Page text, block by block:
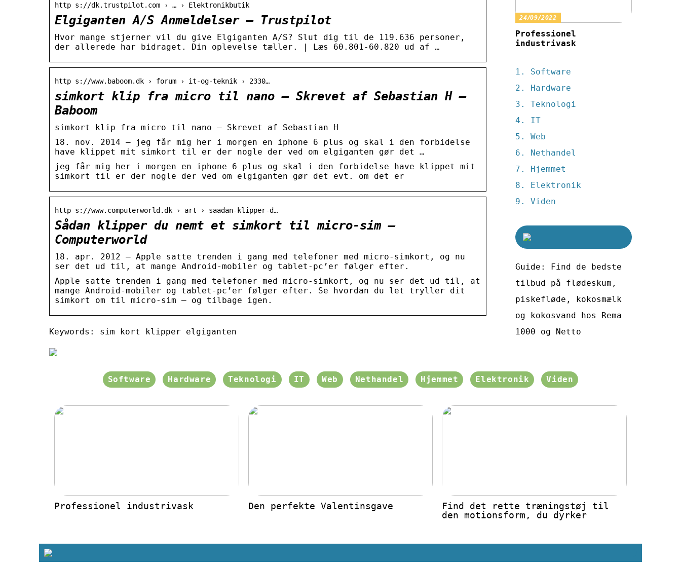
http s://dk.trustpilot.com › … › Elektronikbutik
Elgiganten A/S Anmeldelser – Trustpilot
Hvor mange stjerner vil du give Elgiganten A/S? Slut dig til de 119.636 personer,
der allerede har bidraget. Din oplevelse tæller. | Læs 60.801-60.820 ud af …
http s://www.baboom.dk › forum › it-og-teknik › 2330…
simkort klip fra micro til nano – Skrevet af Sebastian H –
Baboom
simkort klip fra micro til nano – Skrevet af Sebastian H
18. nov. 2014 — jeg får mig her i morgen en iphone 6 plus og skal i den forbidelse
have klippet mit simkort til er der nogle der ved om elgiganten gør det …
jeg får mig her i morgen en iphone 6 plus og skal i den forbidelse have klippet mit
simkort til er der nogle der ved om elgiganten gør det evt. om det er
http s://www.computerworld.dk › art › saadan-klipper-d…
Sådan klipper du nemt et simkort til micro-sim –
Computerworld
18. apr. 2012 — Apple satte trenden i gang med telefoner med micro-simkort, og nu
ser det ud til, at mange Android-mobiler og tablet-pc’er følger efter.
Apple satte trenden i gang med telefoner med micro-simkort, og nu ser det ud til, at
mange Android-mobiler og tablet-pc’er følger efter. Se hvordan du let tryller dit
simkort om til micro-sim – og tilbage igen.
Keywords: sim kort klipper elgiganten
24/09/2022
Professionel
industrivask
Software
Hardware
Teknologi
IT
Web
Nethandel
Hjemmet
Elektronik
Viden
Guide: Find de bedste
tilbud på flødeskum,
piskefløde, kokosmælk
og kokosvand hos Rema
1000 og Netto
Software Hardware Teknologi IT Web Nethandel Hjemmet Elektronik Viden
Professionel industrivask Den perfekte Valentinsgave
Find det rette træningstøj til
den motionsform, du dyrker